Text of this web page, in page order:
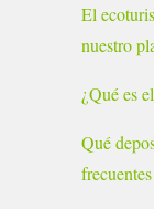
El
nuestro
¿Qué es
Qué